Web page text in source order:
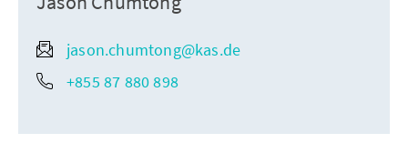
jason.chumtong@kas.de
+855 87 880 898